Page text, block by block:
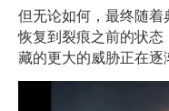
但无论如何，最终随
恢复到裂痕之前的状态
藏的更大的威胁正在逐